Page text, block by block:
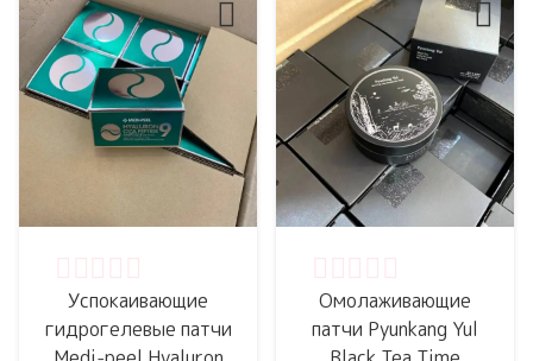
Успокаивающие
гидрогелевые патчи
Омолаживающие
патчи Pyunkang Yul